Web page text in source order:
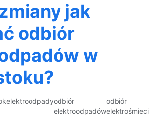
jak
odbiór
w
elektroodpadyodbiór
elektroodpadów
odbiór
elektrośmieci